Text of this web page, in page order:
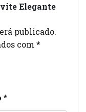
Elegante
publicado.
com *
*